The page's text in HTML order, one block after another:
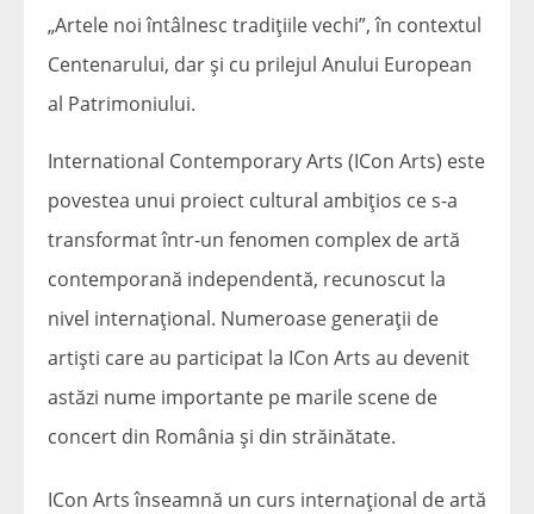
„Artele noi întâlnesc tradiţiile vechi”, în contextul
Centenarului, dar şi cu prilejul Anului European
al Patrimoniului.
International Contemporary Arts (ICon Arts) este
povestea unui proiect cultural ambițios ce s-a
transformat într-un fenomen complex de artă
contemporană independentă, recunoscut la
nivel internațional. Numeroase generații de
artiști care au participat la ICon Arts au devenit
astăzi nume importante pe marile scene de
concert din România și din străinătate.
ICon Arts înseamnă un curs internațional de artă